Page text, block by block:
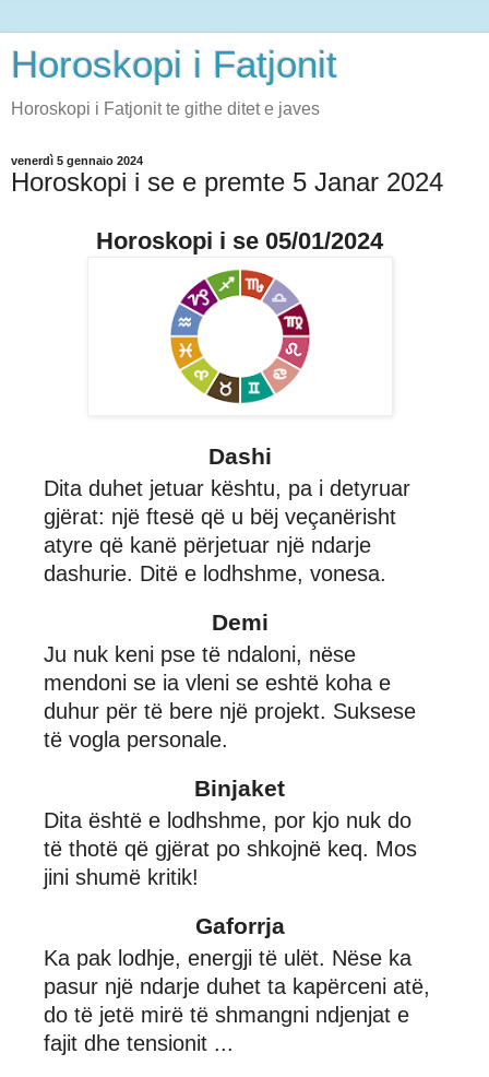
Horoskopi i Fatjonit
Horoskopi i Fatjonit te githe ditet e javes
venerdì 5 gennaio 2024
Horoskopi i se e premte 5 Janar 2024
Horoskopi i se 05/01/2024
Dashi
Dita duhet jetuar kështu, pa i detyruar
gjërat: një ftesë që u bëj veçanërisht
atyre që kanë përjetuar një ndarje
dashurie. Ditë e lodhshme, vonesa.
Demi
Ju nuk keni pse të ndaloni, nëse
mendoni se ia vleni se eshtë koha e
duhur për të bere një projekt. Suksese
të vogla personale.
Binjaket
Dita është e lodhshme, por kjo nuk do
të thotë që gjërat po shkojnë keq. Mos
jini shumë kritik!
Gaforrja
Ka pak lodhje, energji të ulët. Nëse ka
pasur një ndarje duhet ta kapërceni atë,
do të jetë mirë të shmangni ndjenjat e
fajit dhe tensionit ...